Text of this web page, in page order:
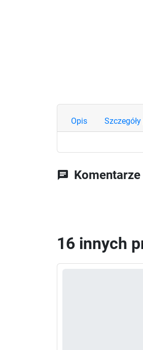
Opis
chat
16 innych